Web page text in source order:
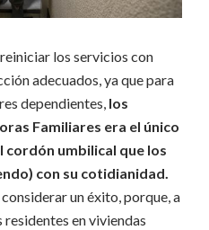
los servicios con
adecuados, ya que para
dependientes, los
Familiares era el único
cordón umbilical que los
con su cotidianidad.
un éxito, porque, a
residentes en viviendas